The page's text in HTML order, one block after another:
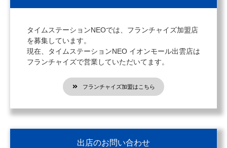
タイムステーションNEOでは、フランチャイズ加盟店
を募集しています。
現在、タイムステーションNEO イオンモール出雲店は
フランチャイズで営業していただいてます。
フランチャイズ加盟はこちら
出店のお問い合わせ